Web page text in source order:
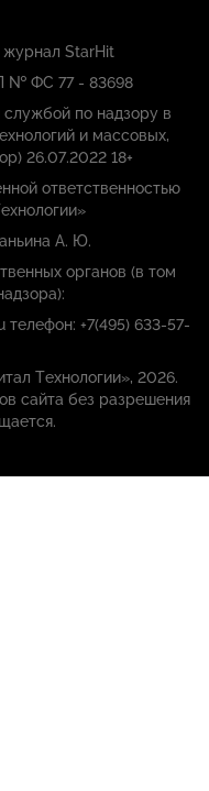
журнал StarHit
№ ФС 77 - 83698
по надзору в
и массовых,
26.07.2022 18+
ответственностью
А. Ю.
органов (в том
телефон: +7(495) 633-57-
Технологии», 2026.
сайта без разрешения